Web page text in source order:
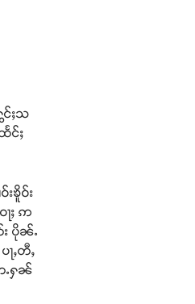
င်ႈသ
င်ႈ
ၶိူဝ်း
ႃႈ ဢ
ပိုၼ်ႉ
ႇတီႇ
ႉႁၼ်